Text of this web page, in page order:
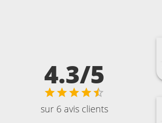
4.3/5
sur 6 avis clients